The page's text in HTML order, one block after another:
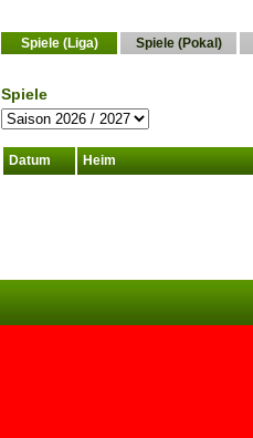
Spiele (Liga) Spiele (Pokal)
Spiele
Datum Heim